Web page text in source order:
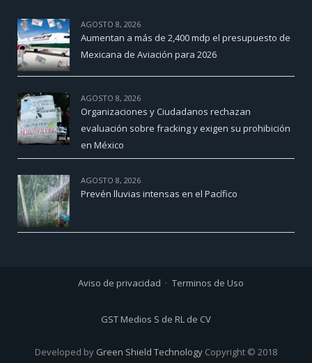
AGOSTO 8, 2026
Aumentan a más de 2,400 mdp el presupuesto de
Mexicana de Aviación para 2026
AGOSTO 8, 2026
Organizaciones y Ciudadanos rechazan
evaluación sobre fracking y exigen su prohibición
en México
AGOSTO 8, 2026
Prevén lluvias intensas en el Pacífico
Aviso de privacidad Terminos de Uso
GST Medios S de RL de CV
Developed by Green Shield Technology Copyright © 2018